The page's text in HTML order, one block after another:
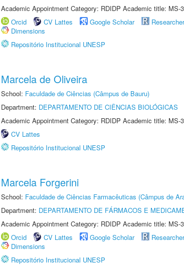
Academic Appointment Category: RDIDP Academic title: MS-
Orcid
CV Lattes Google Scholar
Dimensions
Repositório Institucional UNESP
Marcela de Oliveira
School: Faculdade de Ciências (Câmpus de Bauru)
Department: DEPARTAMENTO DE CIÊNCIAS BIOLÓGICAS
Academic Appointment Category: RDIDP Academic title: MS-
CV Lattes
Repositório Institucional UNESP
Marcela Forgerini
School: Faculdade de Ciências Farmacêuticas (Câmpus de
Department: DEPARTAMENTO DE FÁRMACOS E
Academic Appointment Category: RDIDP Academic title: MS-
Orcid
CV Lattes Google Scholar
Dimensions
Repositório Institucional UNESP